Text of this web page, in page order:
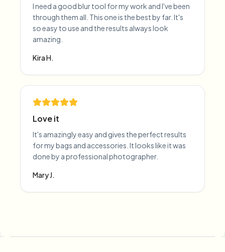
I need a good blur tool for my work and I've been
through them all. This one is the best by far. It's
so easy to use and the results always look
amazing.
Kira H.
Love it
It's amazingly easy and gives the perfect results
for my bags and accessories. It looks like it was
done by a professional photographer.
Mary J.